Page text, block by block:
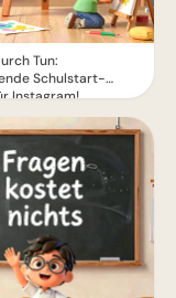
Tun:
Schulstart-
Instagram!